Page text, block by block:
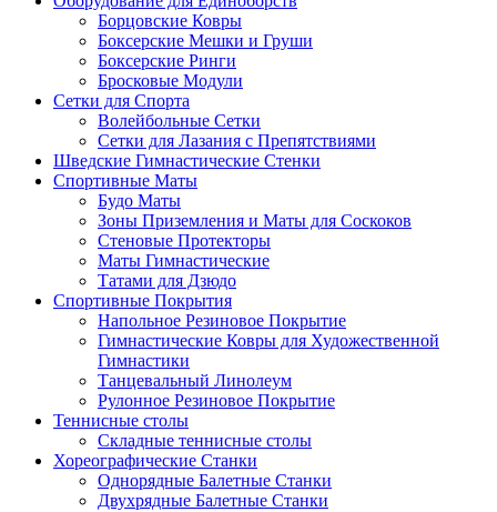
Борцовские Ковры
Боксерские Мешки и Груши
Боксерские Ринги
Бросковые Модули
Сетки для Спорта
Волейбольные Сетки
Сетки для Лазания с Препятствиями
Шведские Гимнастические Стенки
Спортивные Маты
Будо Маты
Зоны Приземления и Маты для Соскоков
Стеновые Протекторы
Маты Гимнастические
Татами для Дзюдо
Спортивные Покрытия
Напольное Резиновое Покрытие
Гимнастические Ковры для Художественной
Гимнастики
Танцевальный Линолеум
Рулонное Резиновое Покрытие
Теннисные столы
Складные теннисные столы
Хореографические Станки
Однорядные Балетные Станки
Двухрядные Балетные Станки